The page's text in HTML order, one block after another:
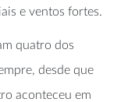
e ventos fortes.
quatro dos
desde que
aconteceu em